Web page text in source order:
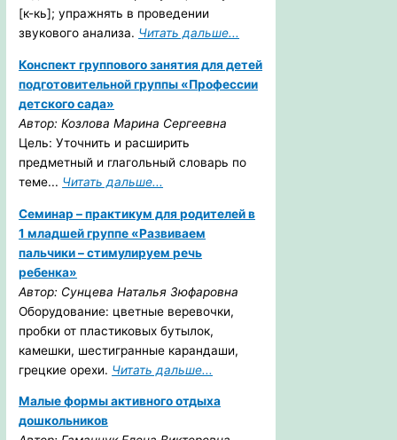
[к-кь]; упражнять в проведении
звукового анализа. Читать дальше...
Конспект группового занятия для детей
подготовительной группы «Профессии
детского сада»
Автор: Козлова Марина Сергеевна
Цель: Уточнить и расширить
предметный и глагольный словарь по
теме... Читать дальше...
Семинар – практикум для родителей в
1 младшей группе «Развиваем
пальчики – стимулируем речь
ребенка»
Автор: Сунцева Наталья Зюфаровна
Оборудование: цветные веревочки,
пробки от пластиковых бутылок,
камешки, шестигранные карандаши,
грецкие орехи. Читать дальше...
Малые формы активного отдыха
дошкольников